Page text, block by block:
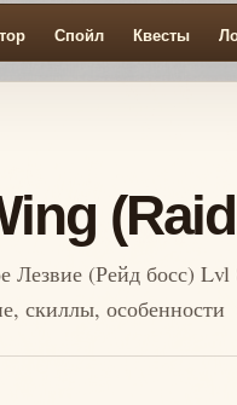
Спойл Квесты
Лезвие (Рейд босс) Lvl
скиллы, особенности